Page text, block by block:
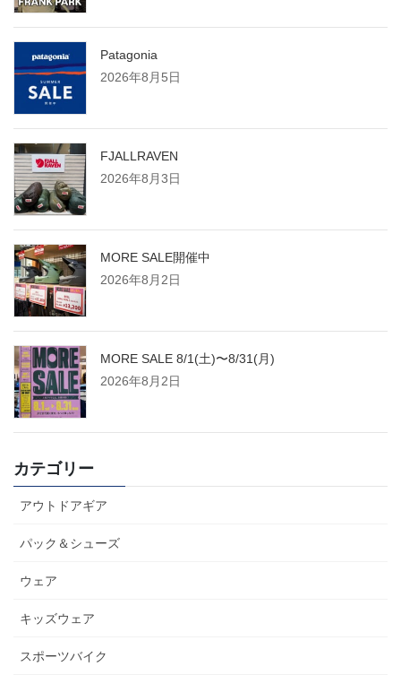
Patagonia
2026年8月5日
FJALLRAVEN
2026年8月3日
MORE SALE開催中
2026年8月2日
MORE SALE 8/1(土)〜8/31(月)
2026年8月2日
カテゴリー
アウトドアギア
パック＆シューズ
ウェア
キッズウェア
スポーツバイク